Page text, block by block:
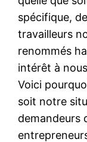
spécifique,
travailleurs
renommés
intérêt à
Voici
soit notre
demandeurs